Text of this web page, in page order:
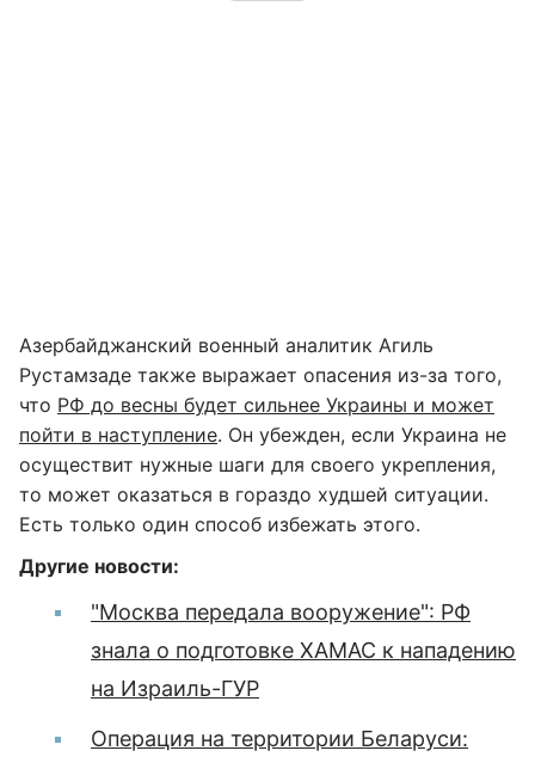
Азербайджанский военный аналитик Агиль
Рустамзаде также выражает опасения из-за того,
что РФ до весны будет сильнее Украины и может
пойти в наступление. Он убежден, если Украина не
осуществит нужные шаги для своего укрепления,
то может оказаться в гораздо худшей ситуации.
Есть только один способ избежать этого.
Другие новости:
"Москва передала вооружение": РФ
знала о подготовке ХАМАС к нападению
на Израиль-ГУР
Операция на территории Беларуси: